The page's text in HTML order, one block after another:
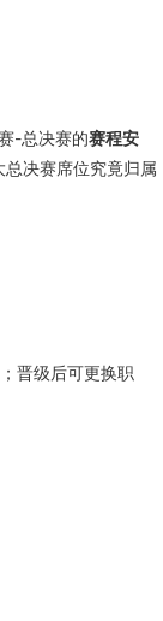
-总决赛的赛程安
决赛席位究竟归属
晋级后可更换职